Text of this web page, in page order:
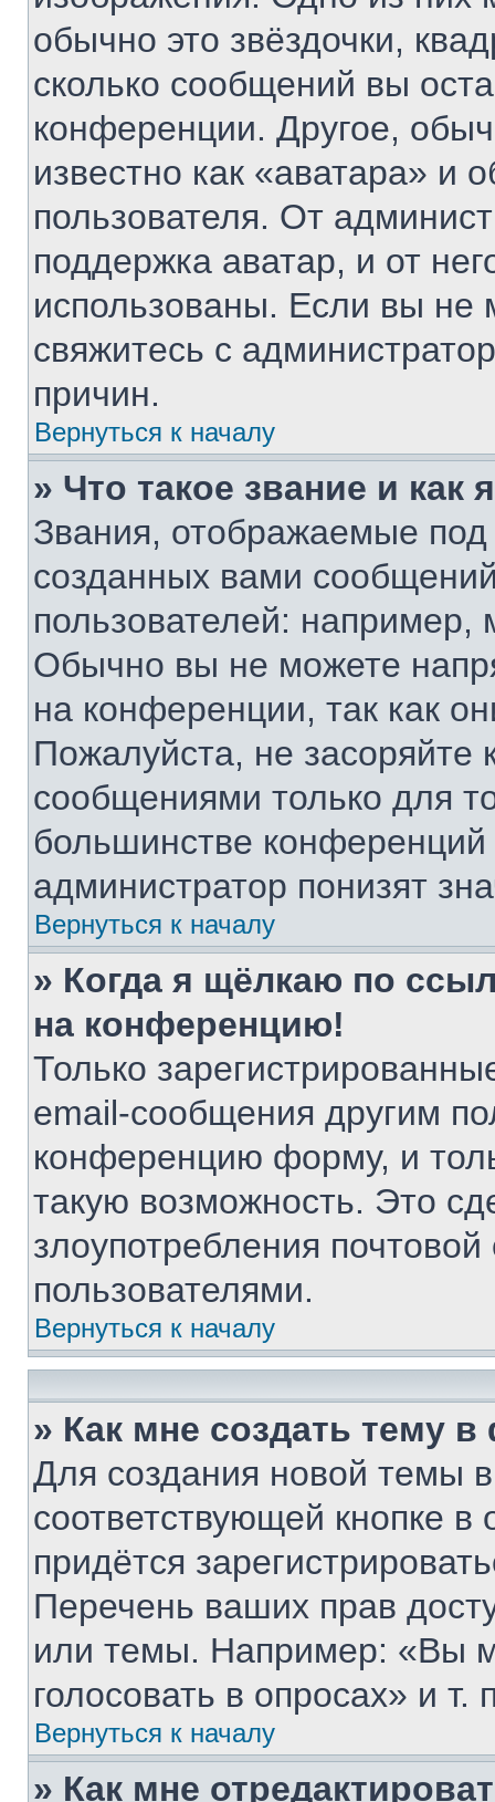
обычно это звёздочки,
сколько сообщений вы
конференции. Другое,
известно как «аватара» и
пользователя. От
поддержка аватар, и от
использованы. Если вы не
свяжитесь с
причин.
Вернуться к началу
» Что такое звание и как
Звания, отображаемые
созданных вами
пользователей: например,
Обычно вы не можете
на конференции, так как
Пожалуйста, не
сообщениями только для
большинстве
администратор понизят
Вернуться к началу
» Когда я щёлкаю по
на конференцию!
Только
email-сообщения другим
конференцию форму, и
такую возможность. Это
злоупотребления
пользователями.
Вернуться к началу
» Как мне создать тему
Для создания новой темы
соответствующей кнопке
придётся
Перечень ваших прав
или темы. Например: «Вы
голосовать в опросах» и т.
Вернуться к началу
» Как мне